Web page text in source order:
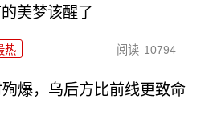
美梦该醒了
热 阅读 10794
爆，乌后方比前线更致命